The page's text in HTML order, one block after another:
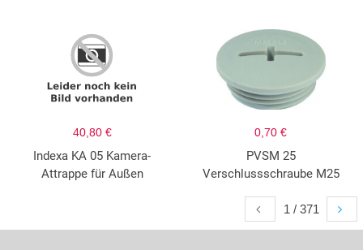
40,80 €
Indexa KA 05 Kamera-
Attrappe für Außen
0,70 €
PVSM 25
Verschlussschraube M25
1 / 371